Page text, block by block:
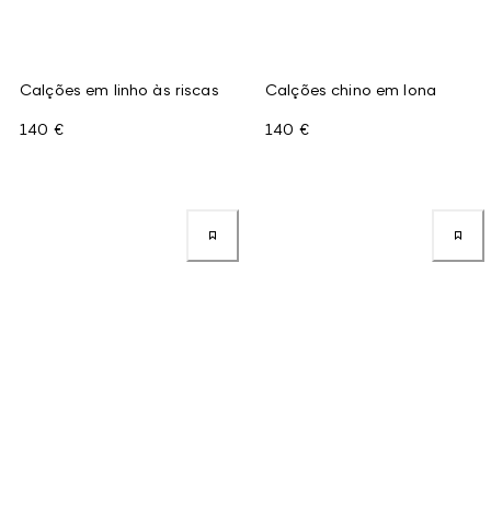
Calções em linho às riscas
140 €
Calções chino em lona
140 €